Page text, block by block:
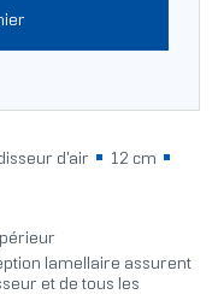
d'air
12 cm
lamellaire assurent
et de tous les